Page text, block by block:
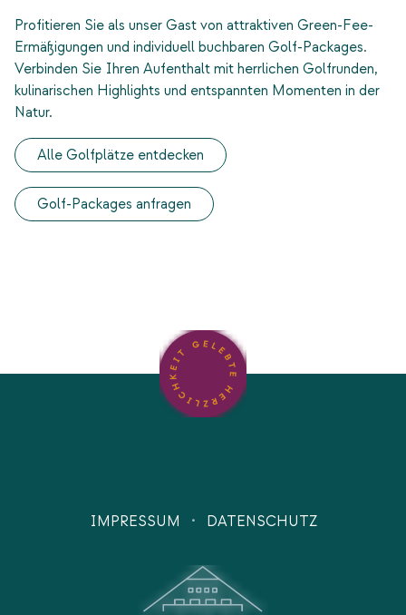
Profitieren Sie als unser Gast von attraktiven Green-Fee-
Ermäßigungen und individuell buchbaren Golf-Packages.
Verbinden Sie Ihren Aufenthalt mit herrlichen Golfrunden,
kulinarischen Highlights und entspannten Momenten in der
Natur.
Alle Golfplätze entdecken
Golf-Packages anfragen
IMPRESSUM · DATENSCHUTZ